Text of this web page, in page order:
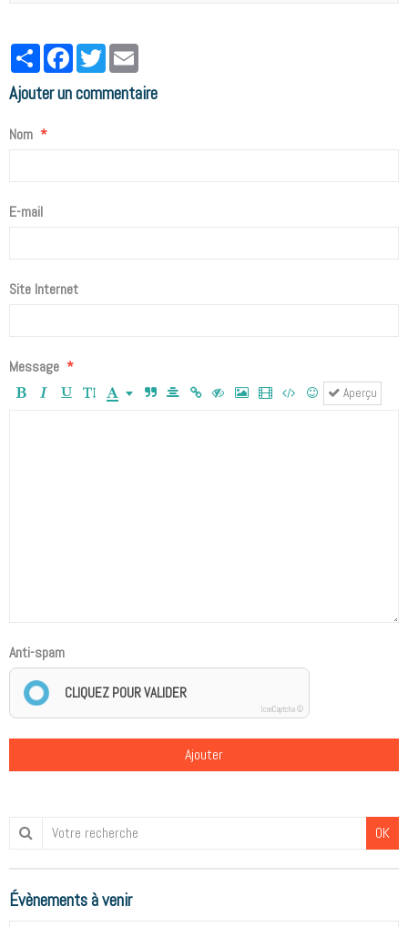
PartagerFacebookTwitter
Ajouter un commentaire
Nom
E-mail
Site Internet
Message
Aperçu
Anti-spam
CLIQUEZ POUR VALIDER
IconCaptcha ©
Ajouter
OK
Évènements à venir